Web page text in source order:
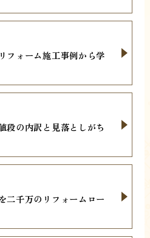
フォーム施工事例から学
段の内訳と見落としがち
二千万のリフォームロー